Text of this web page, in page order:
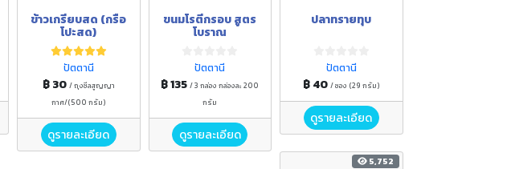
ข้าวเกรียบสด (กรือ
โปะสด)
ปัตตานี
฿ 30 / ถุงซีลสูญญา
กาศ/(500 กรัม)
ดูรายละเอียด
ขนมโรตีกรอบ สูตร
โบราณ
ปัตตานี
฿ 135/ 3 กล่อง กล่องละ 200
กรัม
ดูรายละเอียด
ปลาทรายทุบ
ปัตตานี
฿ 40 / ซอง (29 กรัม)
ดูรายละเอียด
5,752